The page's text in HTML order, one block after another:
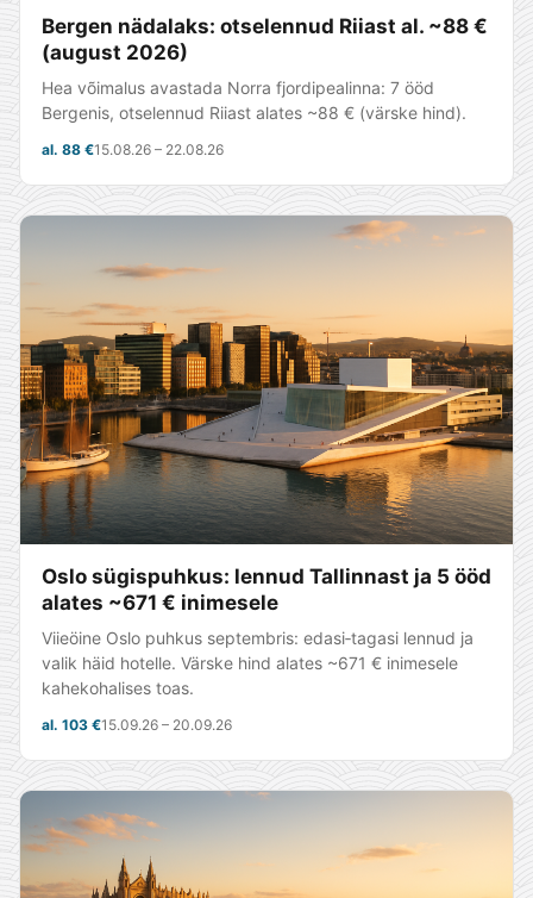
Bergen nädalaks: otselennud Riiast al. ~88 €
(august 2026)
Hea võimalus avastada Norra fjordipealinna: 7 ööd
Bergenis, otselennud Riiast alates ~88 € (värske hind).
al. 88 €15.08.26 – 22.08.26
Oslo sügispuhkus: lennud Tallinnast ja 5 ööd
alates ~671 € inimesele
Viieöine Oslo puhkus septembris: edasi‑tagasi lennud ja
valik häid hotelle. Värske hind alates ~671 € inimesele
kahekohalises toas.
al. 103 €15.09.26 – 20.09.26